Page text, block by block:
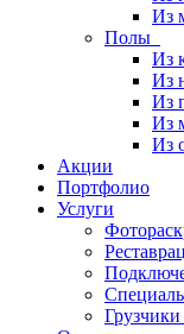
Из
Полы
Из
Из
Из
Из
Из
Акции
Портфолио
Услуги